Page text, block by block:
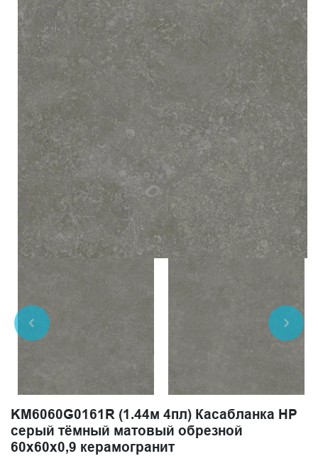
KM6060G0161R (1.44м 4пл) Касабланка HP
серый тёмный матовый обрезной
60x60x0,9 керамогранит